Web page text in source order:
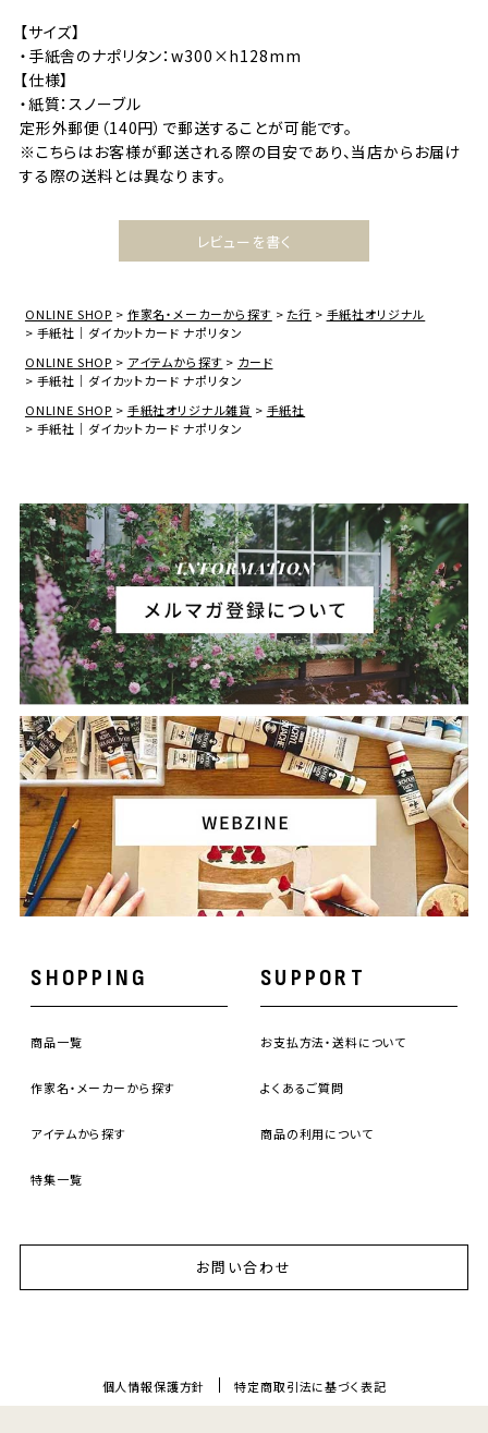
【サイズ】
・手紙舎のナポリタン：w300×h128mm
【仕様】
・紙質：スノーブル
定形外郵便（140円）で郵送することが可能です。
※こちらはお客様が郵送される際の目安であり、当店からお届け
する際の送料とは異なります。
レビューを書く
ONLINE SHOP 作家名・メーカーから探す た行
手紙社オリジナル
手紙社｜ダイカットカード ナポリタン
ONLINE SHOP
アイテムから探す
カード
手紙社｜ダイカットカード ナポリタン
ONLINE SHOP
手紙社オリジナル雑貨
手紙社
手紙社｜ダイカットカード ナポリタン
SHOPPING
商品一覧
作家名・メーカーから探す
アイテムから探す
特集一覧
SUPPORT
お支払方法・送料について
よくあるご質問
商品の利用について
お問い合わせ
個人情報保護方針 特定商取引法に基づく表記